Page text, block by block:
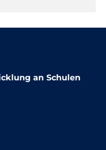
an Schulen